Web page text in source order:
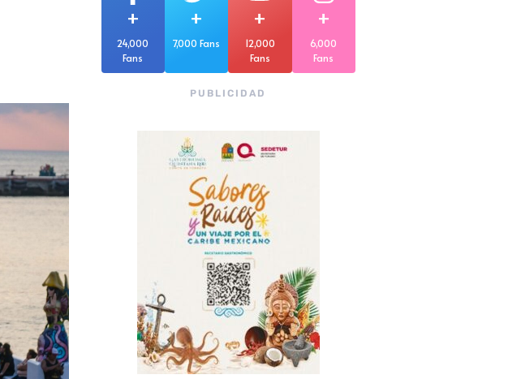
+
24,000
Fans
+
7,000 Fans
+
12,000
Fans
+
6,000
Fans
PUBLICIDAD